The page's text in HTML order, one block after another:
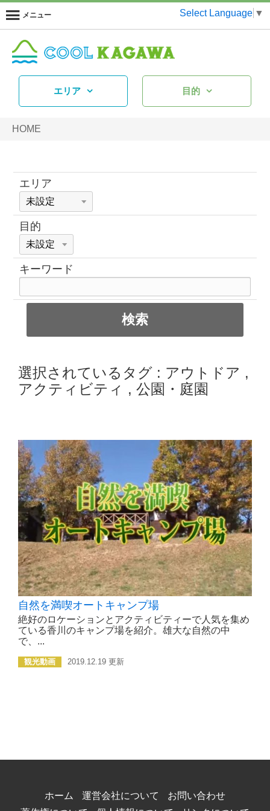
メニュー Select Language ▼
エリア 目的
HOME
エリア
目的
キーワード
選択されているタグ : アウトドア ,
アクティビティ , 公園・庭園
自然を満喫オートキャンプ場
絶好のロケーションとアクティビティーで人気を集め
ている香川のキャンプ場を紹介。雄大な自然の中
で、...
観光動画 2019.12.19 更新
ホーム 運営会社について
お問い合わせ